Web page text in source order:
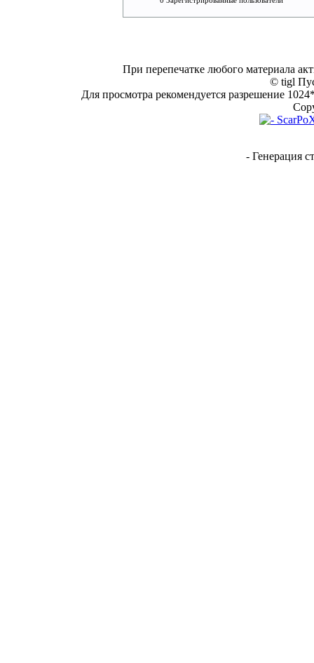
При перепечатке любого материала
© tigl
Для просмотра рекомендуется разрешение
- Генерация